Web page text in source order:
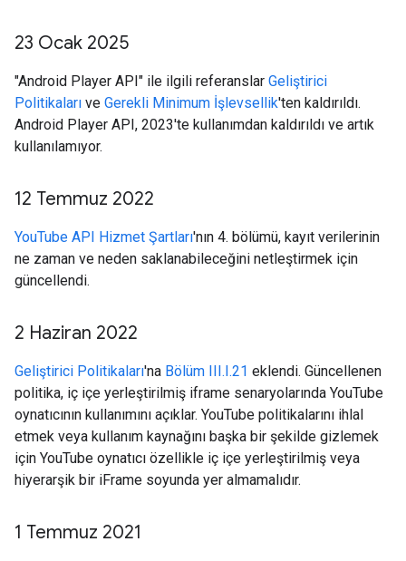
23 Ocak 2025
"Android Player API" ile ilgili referanslar Geliştirici
Politikaları ve Gerekli Minimum İşlevsellik'ten kaldırıldı.
Android Player API, 2023'te kullanımdan kaldırıldı ve artık
kullanılamıyor.
12 Temmuz 2022
YouTube API Hizmet Şartları'nın 4. bölümü, kayıt verilerinin
ne zaman ve neden saklanabileceğini netleştirmek için
güncellendi.
2 Haziran 2022
Geliştirici Politikaları'na Bölüm III.I.21 eklendi. Güncellenen
politika, iç içe yerleştirilmiş iframe senaryolarında YouTube
oynatıcının kullanımını açıklar. YouTube politikalarını ihlal
etmek veya kullanım kaynağını başka bir şekilde gizlemek
için YouTube oynatıcı özellikle iç içe yerleştirilmiş veya
hiyerarşik bir iFrame soyunda yer almamalıdır.
1 Temmuz 2021